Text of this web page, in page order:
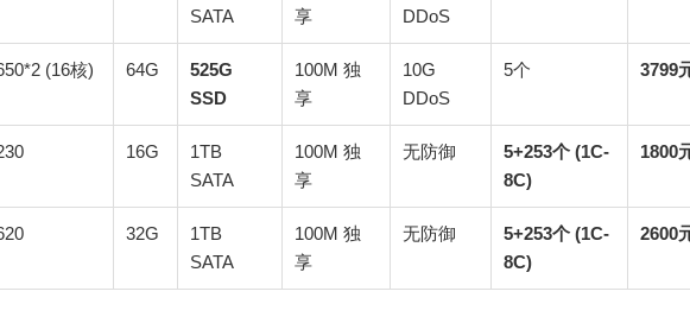
SATA
享
DDoS
(16核) 64G
525G
SSD
100M 独
享
10G
DDoS
5个 3799
16G
1TB
SATA
100M 独
享
无防御
5+253个 (1C-
8C)
1800
32G
1TB
SATA
100M 独
享
无防御
5+253个 (1C-
8C)
2600